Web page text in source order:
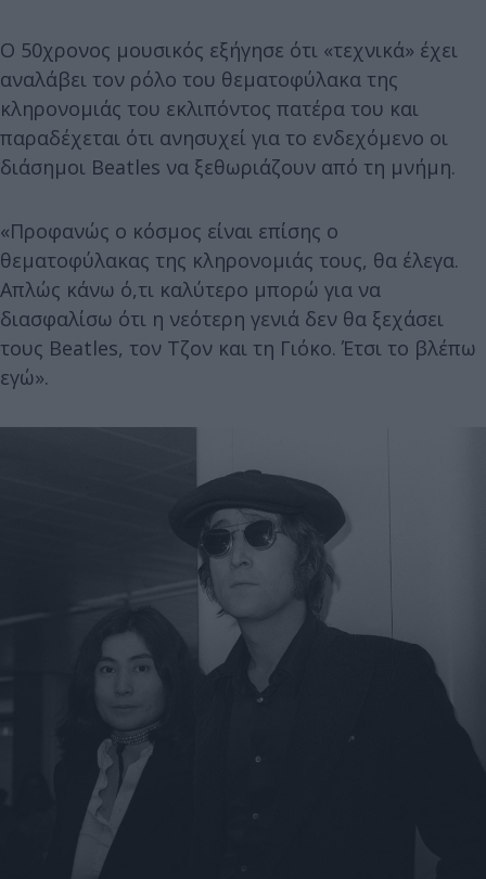
Ο 50χρονος μουσικός εξήγησε ότι «τεχνικά» έχει
αναλάβει τον ρόλο του θεματοφύλακα της
κληρονομιάς του εκλιπόντος πατέρα του και
παραδέχεται ότι ανησυχεί για το ενδεχόμενο οι
διάσημοι Beatles να ξεθωριάζουν από τη μνήμη.
«Προφανώς ο κόσμος είναι επίσης ο
θεματοφύλακας της κληρονομιάς τους, θα έλεγα.
Απλώς κάνω ό,τι καλύτερο μπορώ για να
διασφαλίσω ότι η νεότερη γενιά δεν θα ξεχάσει
τους Beatles, τον Τζον και τη Γιόκο. Έτσι το βλέπω
εγώ».